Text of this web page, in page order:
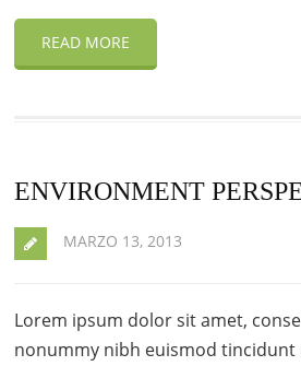
READ MORE
ENVIRONMENT
MARZO 13, 2013
Lorem ipsum dolor sit amet,
nonummy nibh euismod